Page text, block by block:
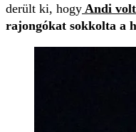
derült ki, hogy Andi
rajongókat sokkolta a